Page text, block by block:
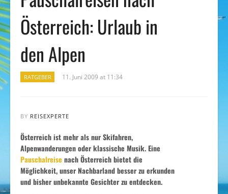
Österreich: Urlaub in
den Alpen
RATGEBER 11. Juni 2009 at 11:34
BY REISEXPERTE
Österreich ist mehr als nur Skifahren,
Alpenwanderungen oder klassische Musik. Eine
Pauschalreise nach Österreich bietet die
Möglichkeit, unser Nachbarland besser zu erkunden
und bisher unbekannte Gesichter zu entdecken.